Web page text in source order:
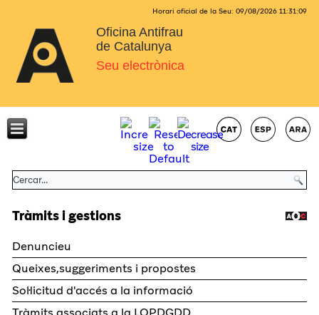
Horari oficial de la Seu: 09/08/2026 11:31:09
Oficina Antifrau
de Catalunya
Seu electrònica
Tràmits i gestions
Denuncieu
Queixes,suggeriments i propostes
Sol·licitud d'accés a la informació